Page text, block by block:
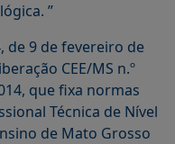
”
de 9 de fevereiro de
CEE/MS n.º
que fixa normas
Técnica de Nível
de Mato Grosso